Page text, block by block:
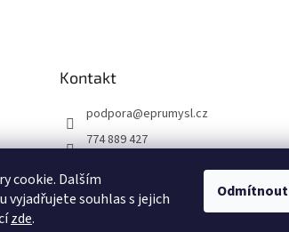
cookie. Dalším
souhlas s jejich
zde.
Odmítnout
Kontakt
podpora@eprumysl.cz
774 889 427